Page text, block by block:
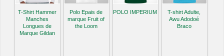
T-Shirt Hammer
Manches
Longues de
Marque Gildan
Polo Epais de
marque Fruit of
the Loom
POLO IMPERIUM
T-shirt Adulte,
Awu Adodoé
Braco